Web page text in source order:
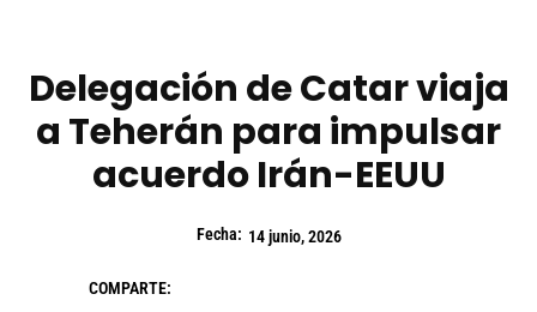
Delegación de Catar viaja
a Teherán para impulsar
acuerdo Irán-EEUU
Fecha: 14 junio, 2026
COMPARTE: